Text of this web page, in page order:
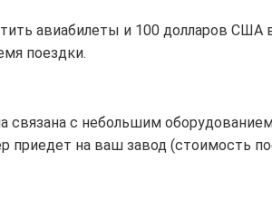
авиабилеты и 100 долларов США
поездки.
связана с небольшим
на ваш завод (стоимость